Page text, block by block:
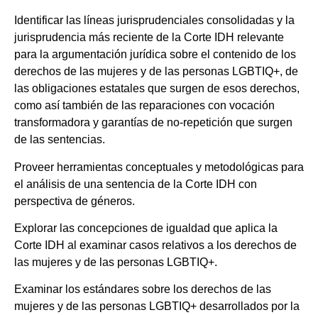
Identificar las líneas jurisprudenciales consolidadas y la
jurisprudencia más reciente de la Corte IDH relevante
para la argumentación jurídica sobre el contenido de los
derechos de las mujeres y de las personas LGBTIQ+, de
las obligaciones estatales que surgen de esos derechos,
como así también de las reparaciones con vocación
transformadora y garantías de no-repetición que surgen
de las sentencias.
Proveer herramientas conceptuales y metodológicas para
el análisis de una sentencia de la Corte IDH con
perspectiva de géneros.
Explorar las concepciones de igualdad que aplica la
Corte IDH al examinar casos relativos a los derechos de
las mujeres y de las personas LGBTIQ+.
Examinar los estándares sobre los derechos de las
mujeres y de las personas LGBTIQ+ desarrollados por la